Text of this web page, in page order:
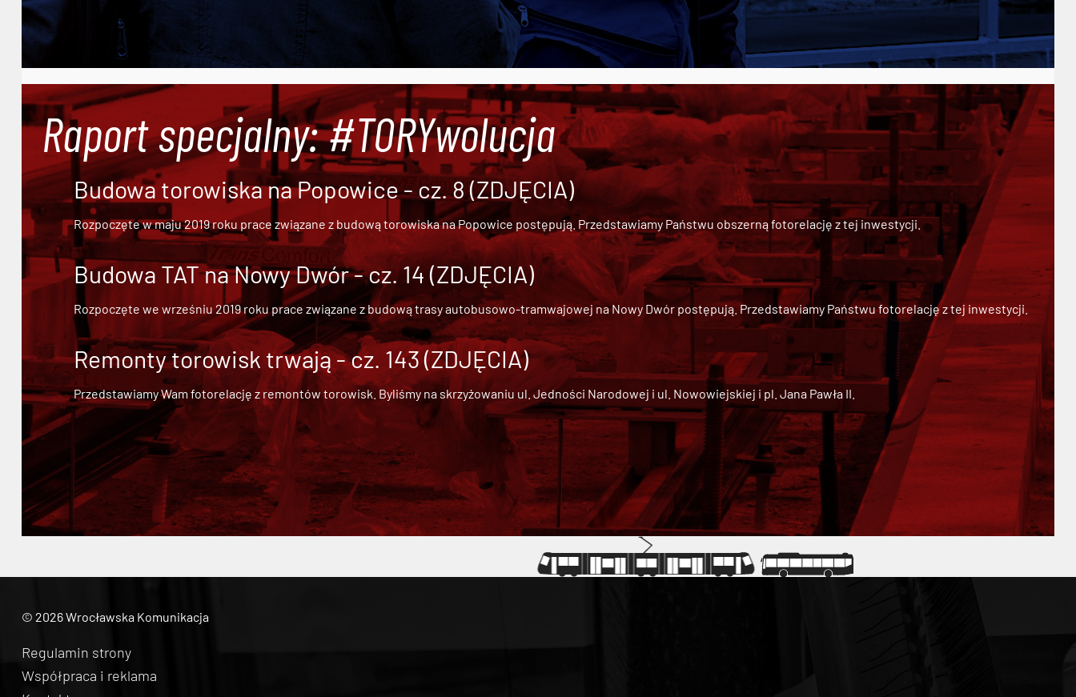
Raport specjalny: #TORYwolucja
Budowa torowiska na Popowice - cz. 8 (ZDJĘCIA)
Rozpoczęte w maju 2019 roku prace związane z budową torowiska na Popowice postępują. Przedstawiamy Państwu obszerną fotorelację z tej inwestycji.
Budowa TAT na Nowy Dwór - cz. 14 (ZDJĘCIA)
Rozpoczęte we wrześniu 2019 roku prace związane zbudową trasy autobusowo-tramwajowej na Nowy Dwór postępują. Przedstawiamy Państwu fotorelację z tej inwestycji.
Remonty torowisk trwają - cz. 143 (ZDJĘCIA)
Przedstawiamy Wam fotorelację z remontów torowisk. Byliśmy na skrzyżowaniu ul. Jedności Narodowej i ul. Nowowiejskiej i pl. Jana Pawła II.
© 2026 Wrocławska Komunikacja
Regulamin strony
Współpraca i reklama